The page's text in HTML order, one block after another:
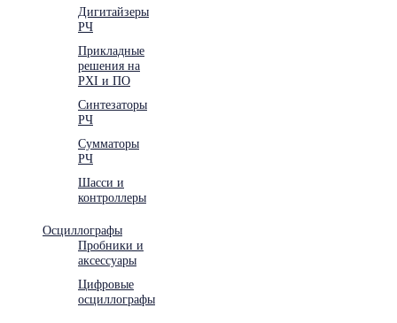
Дигитайзеры
РЧ
Прикладные
решения на
PXI и ПО
Синтезаторы
РЧ
Сумматоры
РЧ
Шасси и
контроллеры
Осциллографы
Пробники и
аксессуары
Цифровые
осциллографы